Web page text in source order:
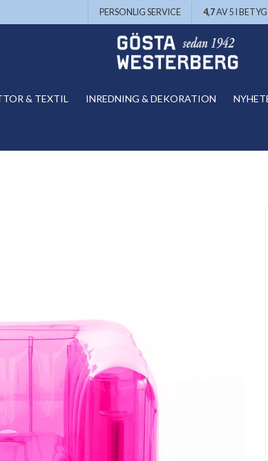
PERSONLIG SERVICE 4,7AV 5 I BETYG
& TEXTIL INREDNING & DEKORATION